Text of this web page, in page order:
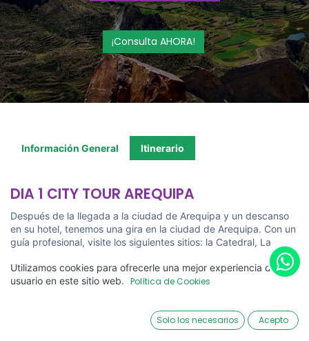
¡Consulta AHORA!
Información General Itinerario
DIA 1 CITY TOUR AREQUIPA
Después de la llegada a la ciudad de Arequipa y un descanso
en su hotel, tenemos una gira en la ciudad de Arequipa. Con un
guía profesional, visite los siguientes sitios: la Catedral, La
Compañía, San Francisco complejo, mansiones coloniales y
Convento de Santa Catalina. La noche que pasamos en el hotel
en Arequipa.
DIA 2 AREQUIPA - COLCA - CHIVAY
A las 8.30 de la mañana le recogemos en el hotel y en coche
Utilizamos cookies para ofrecerle una mejor experiencia de
usuario en este sitio web. Política de Cookies
Solo los necesarios Acepto